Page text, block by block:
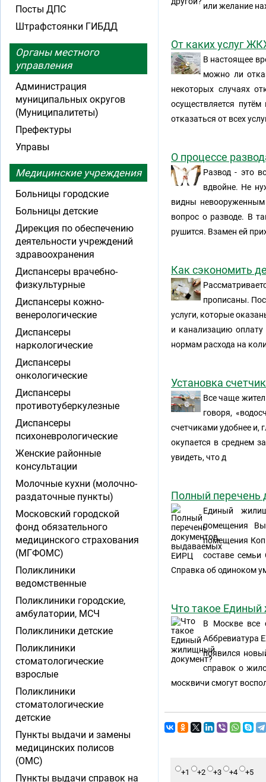
или желание
От каких услуг
В настоящее
можно ли
некоторых случаях
осуществляется
отказаться от всех
О процессе
Развод - это
вдвойне. Не
видны
вопрос о разводе. В
рушится. Взамен ей
Как сэкономить
прописаны.
услуги, которые
и канализацию
нормам расхода на
Установка
Все чаще
говоря,
счетчиками удобнее и,
окупается в среднем
увидеть, что д
Полный
Единый
помещения
помещения
составе
Справка об одиноком
Что такое
В Москве все
Аббревиатура
появился
справок о
москвичи смогут
+1 +2 +3 +4 +5
Посты ДПС
Штрафстоянки ГИБДД
Органы местного
управления
Администрация
муниципальных округов
(Муниципалитеты)
Префектуры
Управы
Медицинские учреждения
Больницы городские
Больницы детские
Дирекция по обеспечению
деятельности учреждений
здравоохранения
Диспансеры врачебно-
физкультурные
Диспансеры кожно-
венерологические
Диспансеры
наркологические
Диспансеры
онкологические
Диспансеры
противотуберкулезные
Диспансеры
психоневрологические
Женские районные
консультации
Молочные кухни (молочно-
раздаточные пункты)
Московский городской
фонд обязательного
медицинского страхования
(МГФОМС)
Поликлиники
ведомственные
Поликлиники городские,
амбулатории, МСЧ
Поликлиники детские
Поликлиники
стоматологические
взрослые
Поликлиники
стоматологические
детские
Пункты выдачи и замены
медицинских полисов
(ОМС)
Пункты выдачи справок на